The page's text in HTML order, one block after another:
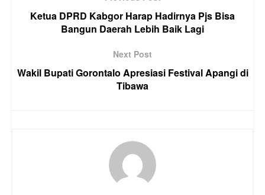
Ketua DPRD Kabgor Harap Hadirnya Pjs Bisa
Bangun Daerah Lebih Baik Lagi
Next Post
Wakil Bupati Gorontalo Apresiasi Festival Apangi di
Tibawa